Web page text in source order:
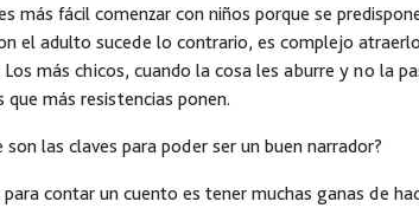
más fácil comenzar con niños porque se
el adulto sucede lo contrario, es complejo
Los más chicos, cuando la cosa les aburre y no la
más resistencias ponen.
son las claves para poder ser un buen narrador?
contar un cuento es tener muchas ganas de